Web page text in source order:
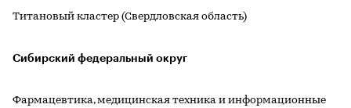
Титановый кластер (Свердловская область)
Сибирский федеральный округ
Фармацевтика, медицинская техника и информационные